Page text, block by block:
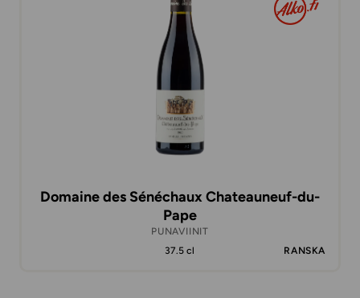
Domaine des Sénéchaux Chateauneuf-du-
Pape
PUNAVIINIT
37.5 cl
RANSKA